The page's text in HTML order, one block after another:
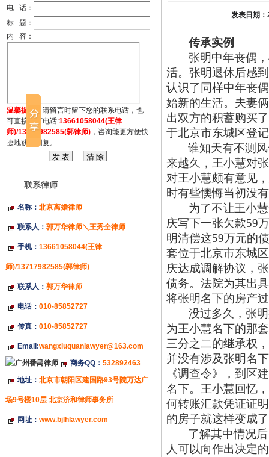
电 话：
标 题：
内 容：
温馨提示： 请留言时留下您的联系电话，也
可直接拔打电话:13661058044(王律
师)/13717982585(郭律师)，咨询能更方便快
捷地获得回复。
联系律师
名称： 北京离婚律师
联系人： 郭万华律师＼王秀全律师
手机： 13661058044(王律
师)/13717982585(郭律师)
联系人： 郭万华律师
电话： 010-85852727
传真： 010-85852727
Email:wangxiuquanlawyer@163.com
商务QQ： 532892463
地址： 北京市朝阳区建国路93号院万达广
场9号楼10层 北京济和律师事务所
网址： www.bjlhlawyer.com
发表日期
传承实例
张明中年丧偶
活。张明退休后感
认识了同样中年丧
始新的生活。夫妻
出双方的积蓄购买
于北京市东城区登
谁知天有不测
来越久，王小慧对
对王小慧颇有意见
时有些懊悔当初没
为了不让王小
庆写下一张欠款59
明清偿这59万元的
套位于北京市东城
庆达成调解协议，
债务。法院为其出
将张明名下的房产
没过多久，张
为王小慧名下的那
三分之二的继承权
并没有涉及张明名
《调查令》，到区
名下。王小慧回忆
何转账汇款凭证证
的房子就这样变成
了解其中情况
人可以向作出决定